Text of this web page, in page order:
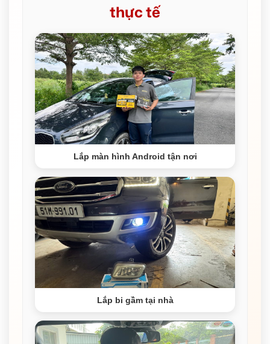
thực tế
Lắp màn hình Android tận nơi
Lắp bi gầm tại nhà